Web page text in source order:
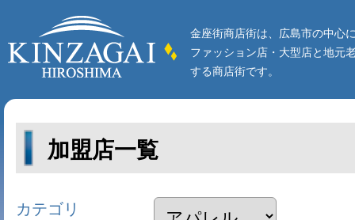
金座街商店街は、広島市の中心
ファッション店・大型店と地元
する商店街です。
加盟店一覧
カテゴリ